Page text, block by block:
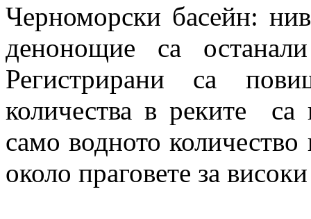
Черноморски басейн:
денонощие са
Регистрирани са
количества в реките са
само водното
около праговете за